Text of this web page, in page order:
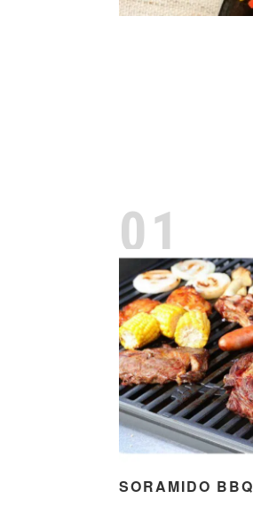
01
SORAMIDO BBQ